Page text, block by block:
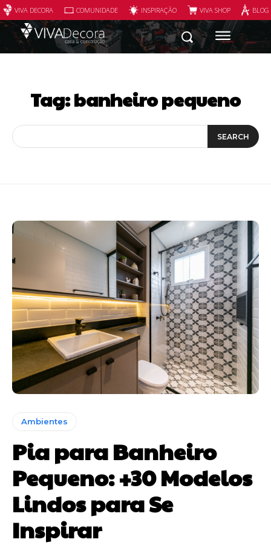
VIVA DECORA COMUNIDADE INSPIRAÇÃO VIVA SHOP
Tag:banheiro pequeno
SEARCH
Ambientes
Pia para Banheiro
Pequeno: +30 Modelos
Lindos para Se
Inspirar